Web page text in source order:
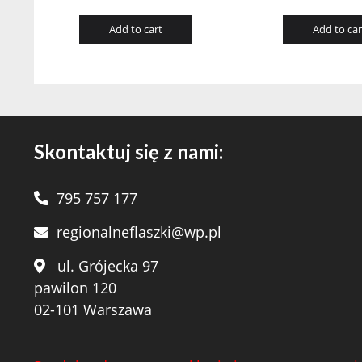
Add to cart Add to
Skontaktuj się z nami:
795 757 177
regionalneflaszki@wp.pl
ul. Grójecka 97
pawilon 120
02-101 Warszawa